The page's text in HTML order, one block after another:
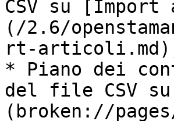
CSV su
(/2.6/
rt-
* Piano dei
del file CSV
(broken://pages/